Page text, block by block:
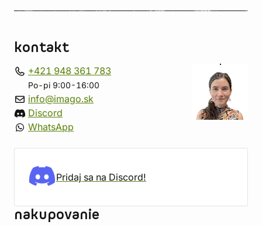
kontakt
+421 948 361 783
Po-pi 9:00-16:00
info@imago.sk
Discord
WhatsApp
Pridaj sa na Discord!
nakupovanie